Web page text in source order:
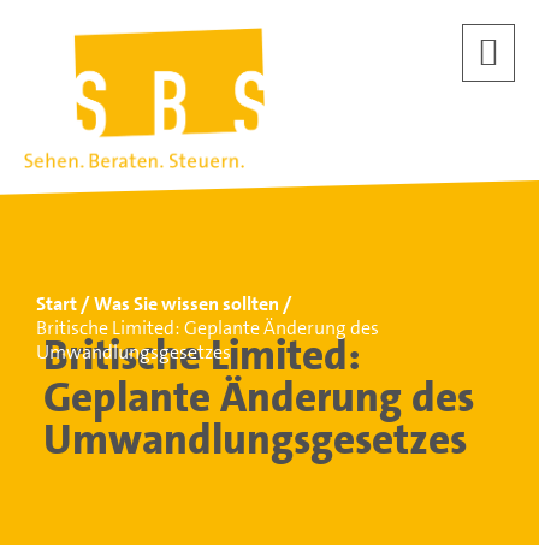
Start
Was Sie wissen sollten
Britische Limited: Geplante Änderung des
Umwandlungsgesetzes
Britische Limited:
Geplante Änderung des
Umwandlungsgesetzes